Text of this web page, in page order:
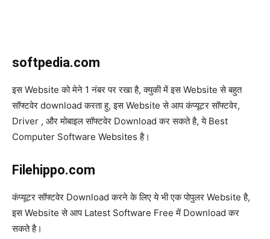
softpedia.com
इस Website को मेने 1 नंबर पर रखा है, क्युकी में इस Website से बहुत
सॉफ्टवेर download करता हु, इस Website से आप कंप्यूटर सॉफ्टवेर,
Driver , और मोबाइल सॉफ्टवेर Download कर सकते है, ये Best
Computer Software Websites है।
Filehippo.com
कंप्यूटर सॉफ्टवेर Download करने के लिए ये भी एक पोपुलर Website है,
इस Website से आप Latest Software Free में Download कर
सकते है।